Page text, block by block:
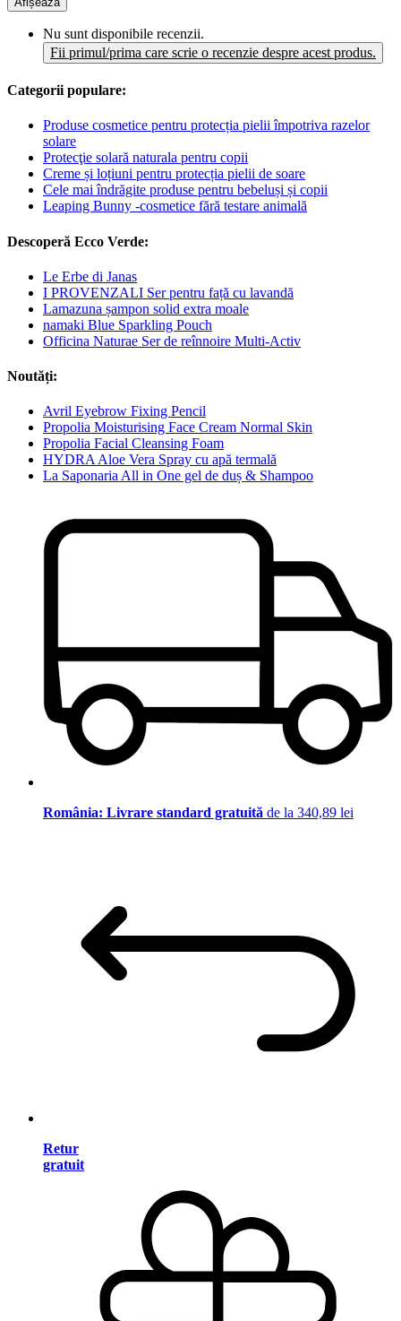
Nu sunt disponibile recenzii.
Fii primul/prima care scrie o recenzie despre acest produs.
Categorii populare:
Produse cosmetice pentru protecția pielii împotriva razelor
solare
Protecţie solară naturala pentru copii
Creme și loțiuni pentru protecția pielii de soare
Cele mai îndrăgite produse pentru bebeluși și copii
Leaping Bunny -cosmetice fără testare animală
Descoperă Ecco Verde:
Le Erbe di Janas
I PROVENZALI Ser pentru față cu lavandă
Lamazuna șampon solid extra moale
namaki Blue Sparkling Pouch
Officina Naturae Ser de reînnoire Multi-Activ
Noutăți:
Avril Eyebrow Fixing Pencil
Propolia Moisturising Face Cream Normal Skin
Propolia Facial Cleansing Foam
HYDRA Aloe Vera Spray cu apă termală
La Saponaria All in One gel de duș & Shampoo
România: Livrare standard gratuită de la 340,89 lei
Retur
gratuit